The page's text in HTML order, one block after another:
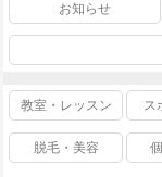
お知らせ
教室・レッスン
ス
脱毛・美容